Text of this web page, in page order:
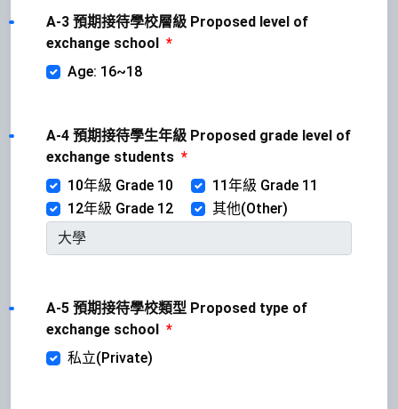
A-3 預期接待學校層級 Proposed level of
exchange school *
Age: 16~18
A-4 預期接待學生年級 Proposed grade level of
exchange students *
10年級 Grade 10
11年級 Grade 11
12年級 Grade 12
其他(Other)
A-5 預期接待學校類型 Proposed type of
exchange school *
私立(Private)